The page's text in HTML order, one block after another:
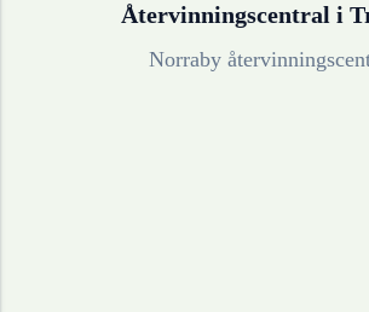
Återvinningscentral i
Norraby